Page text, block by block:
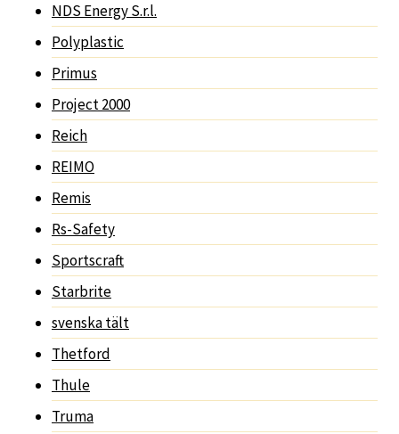
NDS Energy S.r.l.
Polyplastic
Primus
Project 2000
Reich
REIMO
Remis
Rs-Safety
Sportscraft
Starbrite
svenska tält
Thetford
Thule
Truma